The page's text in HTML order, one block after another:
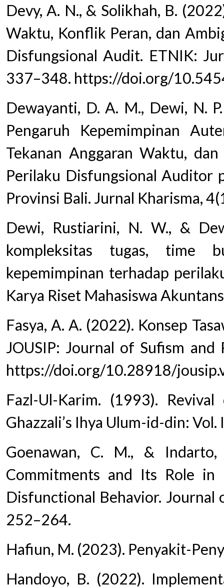
Devy, A. N., & Solikhah, B.
Waktu, Konflik Peran, dan
Disfungsional Audit. ETNIK:
337–348. https://doi.org/
Dewayanti, D. A. M., Dewi, N.
Pengaruh Kepemimpinan
Tekanan Anggaran Waktu,
Perilaku Disfungsional Auditor
Provinsi Bali. Jurnal Kharisma,
Dewi, Rustiarini, N. W., &
kompleksitas tugas, time
kepemimpinan terhadap
Karya Riset Mahasiswa
Fasya, A. A. (2022). Konsep
JOUSIP: Journal of Sufism and
https://doi.org/10.28918/
Fazl-Ul-Karim. (1993).
Ghazzali’s Ihya Ulum-id-din: Vol.
Goenawan, C. M., &
Commitments and Its Role
Disfunctional Behavior. Journal
252–264.
Hafiun, M. (2023). Penyakit-
Handoyo, B. (2022).